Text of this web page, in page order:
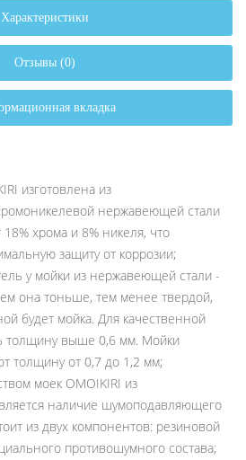
Характеристики
Отзывы (0)
вкладка
изготовлена из
нержавеющей стали
хрома и 8% никеля, что
защиту от коррозии;
у мойки из нержавеющей стали -
она тоньше, тем менее твердой,
будет мойка. Для качественной
толщину выше 0,6 мм. Мойки
толщину от 0,7 до 1,2 мм;
моек OMOIKIRI из
наличие шумоподавляющего
из двух компонентов: резиновой
противошумного состава;